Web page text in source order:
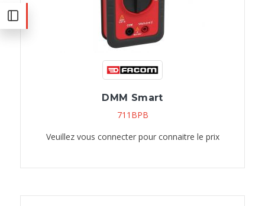
DMM Smart
711BPB
Veuillez vous connecter pour connaitre le prix